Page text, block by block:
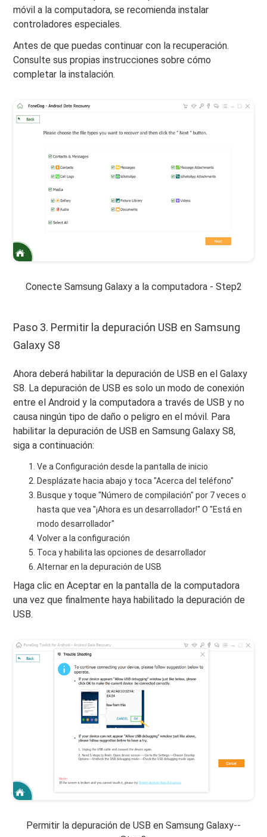
móvil a la computadora, se recomienda instalar
controladores especiales.
Antes de que puedas continuar con la recuperación.
Consulte sus propias instrucciones sobre cómo
completar la instalación.
Conecte Samsung Galaxy a la computadora - Step2
Paso 3. Permitir la depuración USB en Samsung
Galaxy S8
Ahora deberá habilitar la depuración de USB en el Galaxy
S8. La depuración de USB es solo un modo de conexión
entre el Android y la computadora a través de USB y no
causa ningún tipo de daño o peligro en el móvil. Para
habilitar la depuración de USB en Samsung Galaxy S8,
siga a continuación:
Ve a Configuración desde la pantalla de inicio
Desplázate hacia abajo y toca "Acerca del teléfono"
Busque y toque "Número de compilación" por 7 veces o
hasta que vea "¡Ahora es un desarrollador!" O "Está en
modo desarrollador"
Volver a la configuración
Toca y habilita las opciones de desarrollador
Alternar en la depuración de USB
Haga clic en Aceptar en la pantalla de la computadora
una vez que finalmente haya habilitado la depuración de
USB.
Permitir la depuración de USB en Samsung Galaxy--